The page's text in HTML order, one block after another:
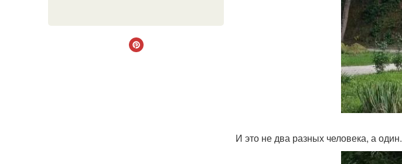
И это не два разных человека, а один.